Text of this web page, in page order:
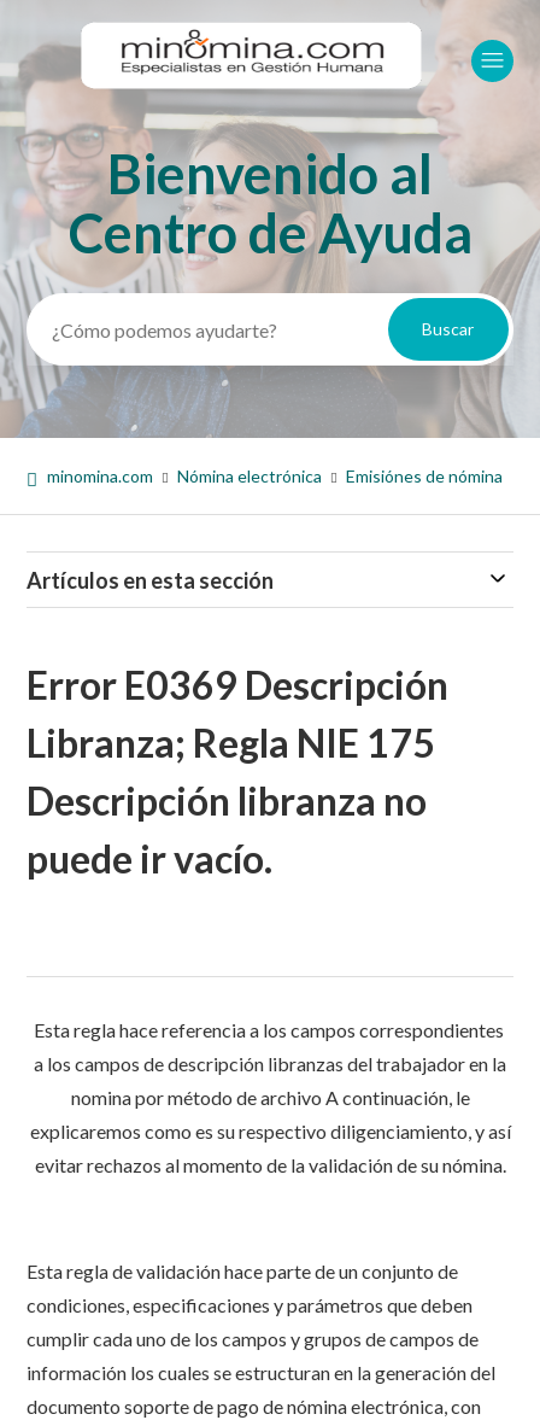
BúsquedaBienvenido al
Centro de Ayuda
minomina.com Nómina electrónica Emisiónes de nómina
Artículos en esta sección
Error E0369 Descripción
Libranza; Regla NIE 175
Descripción libranza no
puede ir vacío.
Esta regla hace referencia a los campos correspondientes
a los campos de descripción libranzas del trabajador en la
nomina por método de archivo A continuación, le
explicaremos como es su respectivo diligenciamiento, y así
evitar rechazos al momento de la validación de su nómina.
Esta regla de validación hace parte de un conjunto de
condiciones, especificaciones y parámetros que deben
cumplir cada uno de los campos y grupos de campos de
información los cuales se estructuran en la generación del
documento soporte de pago de nómina electrónica, con